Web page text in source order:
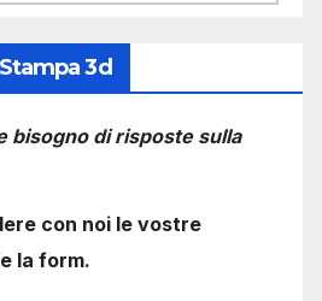
3d
bisogno di risposte sulla
con noi le vostre
la form.